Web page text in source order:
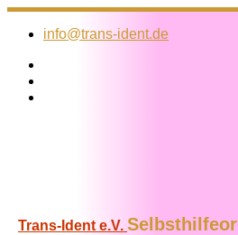
Zum
Inhalt
info@trans-ident.de
Trans-Ident e.V.